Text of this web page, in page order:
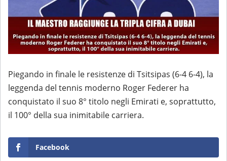
Piegando in finale le resistenze di Tsitsipas (6-4 6-4), la
leggenda del tennis moderno Roger Federer ha
conquistato il suo 8° titolo negli Emirati e, soprattutto,
il 100° della sua inimitabile carriera.
Facebook